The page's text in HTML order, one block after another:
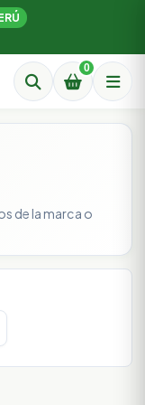
0
de la marca o